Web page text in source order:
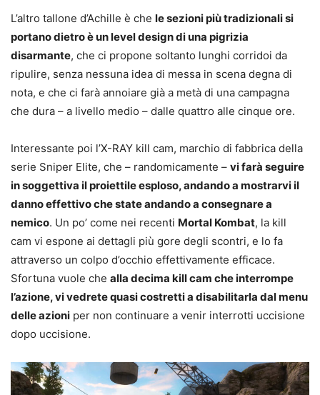
L’altro tallone d’Achille è che le sezioni più tradizionali si
portano dietro è un level design di una pigrizia
disarmante, che ci propone soltanto lunghi corridoi da
ripulire, senza nessuna idea di messa in scena degna di
nota, e che ci farà annoiare già a metà di una campagna
che dura – a livello medio – dalle quattro alle cinque ore.
Interessante poi l’X-RAY kill cam, marchio di fabbrica della
serie Sniper Elite, che – randomicamente – vi farà seguire
in soggettiva il proiettile esploso, andando a mostrarvi il
danno effettivo che state andando a consegnare a
nemico. Un po’ come nei recenti Mortal Kombat, la kill
cam vi espone ai dettagli più gore degli scontri, e lo fa
attraverso un colpo d’occhio effettivamente efficace.
Sfortuna vuole che alla decima kill cam che interrompe
l’azione, vi vedrete quasi costretti a disabilitarla dal menu
delle azioni per non continuare a venir interrotti uccisione
dopo uccisione.